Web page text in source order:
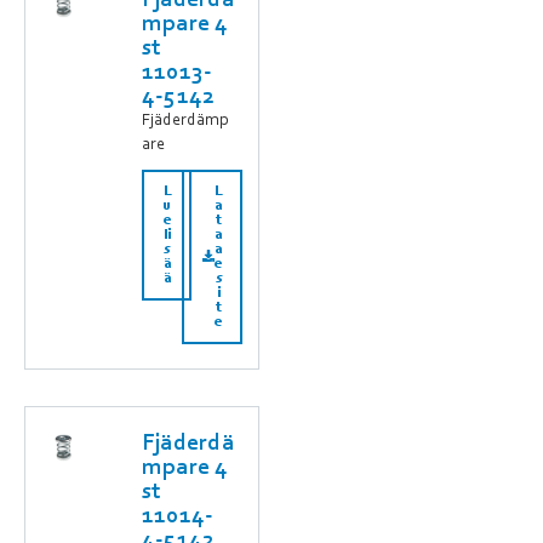
mpare 4
st
11013-
4-5142
Fjäderdämp
are
L
u
e
li
s
ä
ä
L
a
t
a
a
e
s
i
t
e
Fjäderdä
mpare 4
st
11014-